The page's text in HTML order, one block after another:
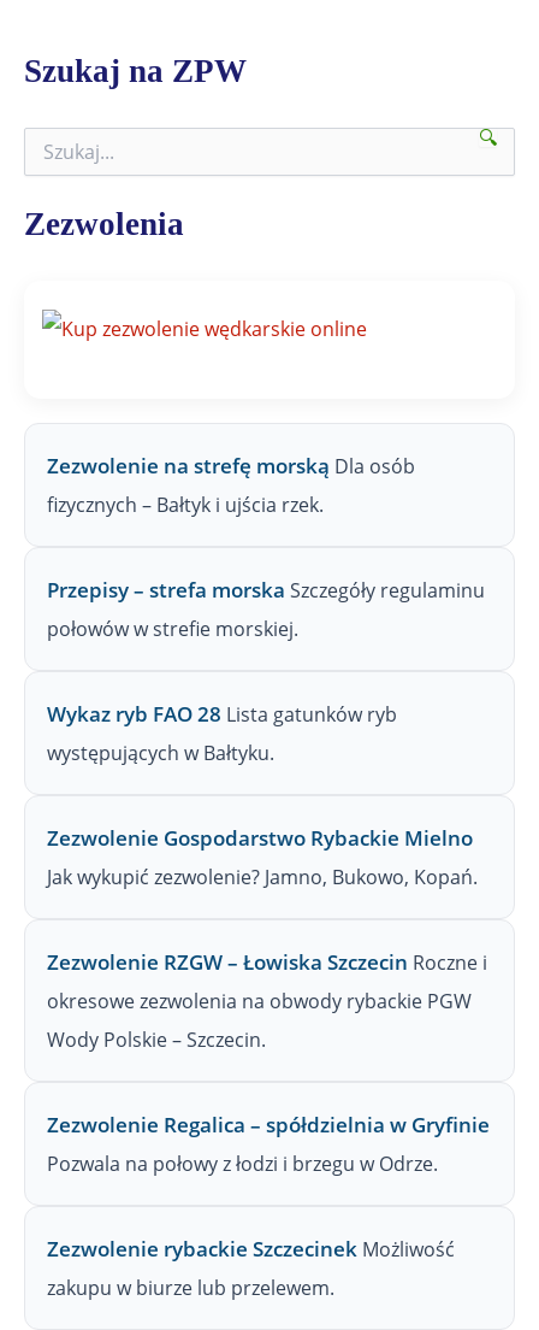
Szukaj na ZPW
k
a
🔍
Zezwolenia
Zezwolenie na strefę morską Dla osób
fizycznych – Bałtyk i ujścia rzek.
Przepisy – strefa morska Szczegóły regulaminu
połowów w strefie morskiej.
Wykaz ryb FAO 28 Lista gatunków ryb
występujących w Bałtyku.
Zezwolenie Gospodarstwo Rybackie Mielno
Jak wykupić zezwolenie? Jamno, Bukowo, Kopań.
Zezwolenie RZGW – Łowiska Szczecin Roczne i
okresowe zezwolenia na obwody rybackie PGW
Wody Polskie – Szczecin.
Zezwolenie Regalica – spółdzielnia w Gryfinie
Pozwala na połowy z łodzi i brzegu w Odrze.
Zezwolenie rybackie Szczecinek Możliwość
zakupu w biurze lub przelewem.